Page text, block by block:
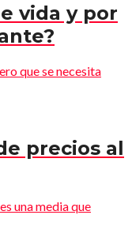
vida y por
que se necesita
precios al
una media que